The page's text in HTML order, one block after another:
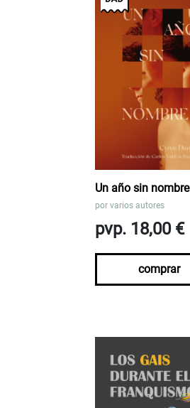
Un año sin nombre
por varios autores
pvp. 18,00 €
comprar